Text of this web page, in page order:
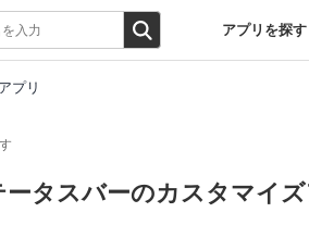
アプリを探す
プリ
タスバーのカスタマイ